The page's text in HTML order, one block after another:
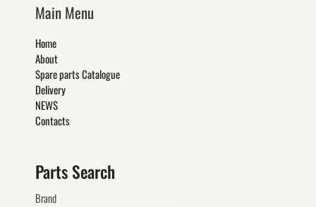
Main Menu
Home
About
Spare parts Catalogue
Delivery
NEWS
Contacts
Parts Search
Brand